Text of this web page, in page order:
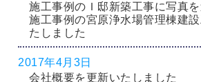
施工事例のＩ邸新築工事に写真
施工事例の宮原浄水場管理棟建
たしました
2017年4月3日
会社概要を更新いたしました